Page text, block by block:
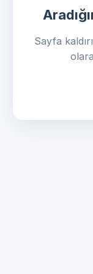
Sayfa